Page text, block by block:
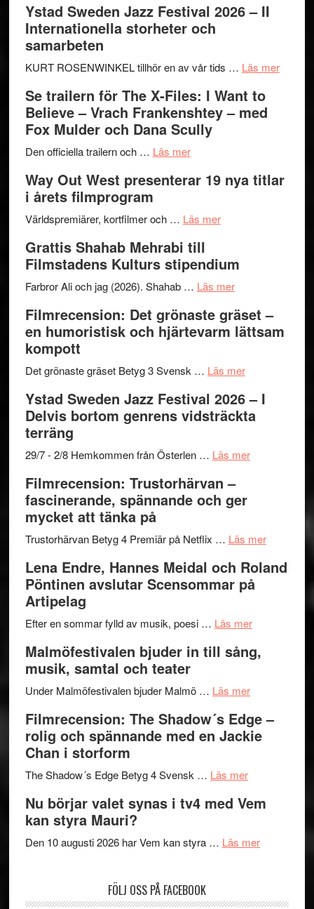
Håkan
Huskvarna
Park
–
kväll
Ystad Sweden Jazz Festival 2026 – II
Internationella storheter och
samarbeten
KURT ROSENWINKEL tillhör en av vår tids … Läs merom
II
Se trailern för The X-Files: I Want to
Believe – Vrach Frankenshtey – med
Fox Mulder och Dana Scully
Den officiella trailern och … Läs merom
trailern
The
Files:
I
Want
Believe
–
Frankenshtey
med
Fox
och
Scully
Way Out West presenterar 19 nya titlar
i årets filmprogram
Världspremiärer, kortfilmer och … Läs merom
West
presenterar
nya
titlar
årets
Grattis Shahab Mehrabi till
Filmstadens Kulturs stipendium
Farbror Ali och jag (2026). Shahab … Läs merom
Shahab
Mehrabi
Filmstadens
stipendium
Filmrecension: Det grönaste gräset –
en humoristisk och hjärtevarm lättsam
kompott
Det grönaste gräset Betyg 3 Svensk … Läs merom
Det
grönaste
–
och
lättsam
Ystad Sweden Jazz Festival 2026 – I
Delvis bortom genrens vidsträckta
terräng
29/7 - 2/8 Hemkommen från Österlen … Läs merom
2026
I
Delvis
genrens
terräng
Filmrecension: Trustorhärvan –
fascinerande, spännande och ger
mycket att tänka på
Trustorhärvan Betyg 4 Premiär på Netflix … Läs merom
på
Lena Endre, Hannes Meidal och Roland
Pöntinen avslutar Scensommar på
Artipelag
Efter en sommar fylld av musik, poesi … Läs merom
Endre,
Roland
Pöntinen
Artipelag
Malmöfestivalen bjuder in till sång,
musik, samtal och teater
Under Malmöfestivalen bjuder Malmö … Läs merom
bjuder
in
samtal
teater
Filmrecension: The Shadow´s Edge –
rolig och spännande med en Jackie
Chan i storform
The Shadow´s Edge Betyg 4 Svensk … Läs merom
The
´s
Nu börjar valet synas i tv4 med Vem
kan styra Mauri?
Den 10 augusti 2026 har Vem kan styra … Läs merom
FÖLJ OSS PÅ FACEBOOK